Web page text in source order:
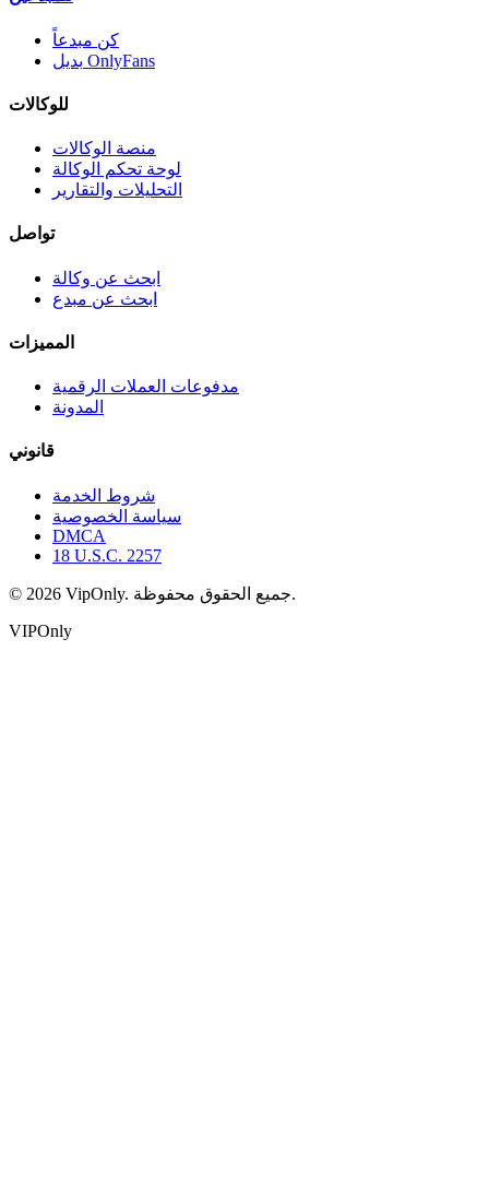
كن مبدعاً
بديل OnlyFans
للوكالات
منصة الوكالات
لوحة تحكم الوكالة
التحليلات والتقارير
تواصل
ابحث عن وكالة
ابحث عن مبدع
المميزات
مدفوعات العملات الرقمية
المدونة
قانوني
شروط الخدمة
سياسة الخصوصية
DMCA
18 U.S.C. 2257
© 2026 VipOnly.
جميع الحقوق محفوظة.
VIPOnly